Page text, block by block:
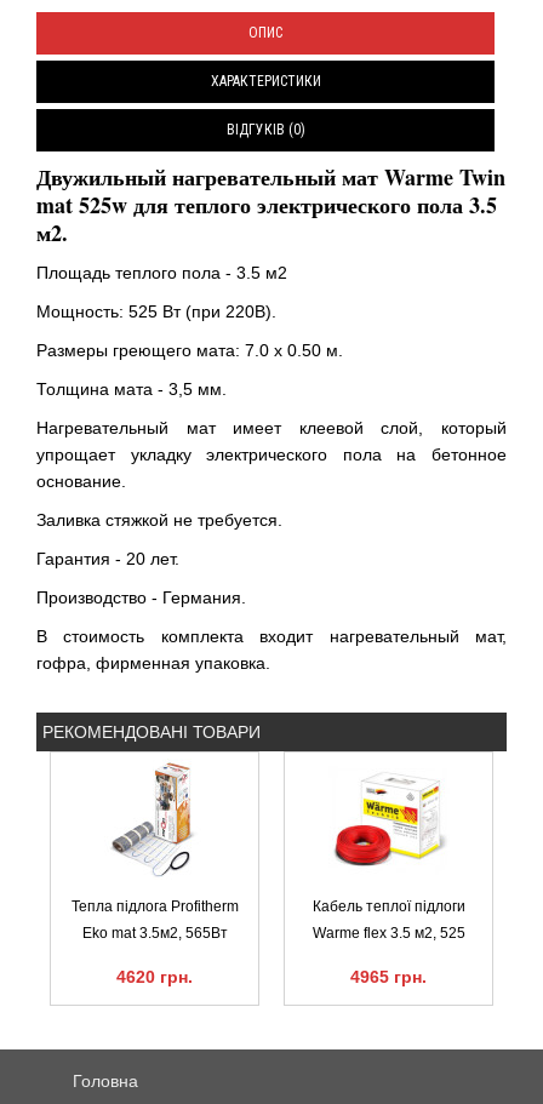
ОПИС
ХАРАКТЕРИСТИКИ
ВІДГУКІВ (0)
Двужильный нагревательный мат Warme Twin
mat 525w для теплого электрического пола 3.5
м2.
Площадь теплого пола - 3.5 м2
Мощность: 525 Вт (при 220В).
Размеры греющего мата: 7.0 х 0.50 м.
Толщина мата - 3,5 мм.
Нагревательный мат имеет клеевой слой, который
упрощает укладку электрического пола на бетонное
основание.
Заливка стяжкой не требуется.
Гарантия - 20 лет.
Производство - Германия.
В стоимость комплекта входит нагревательный мат,
гофра, фирменная упаковка.
РЕКОМЕНДОВАНІ ТОВАРИ
Тепла підлога Profitherm
Eko mat 3.5м2, 565Вт
4620 грн.
Кабель теплої підлоги
Warme flex 3.5 м2, 525
4965 грн.
Головна